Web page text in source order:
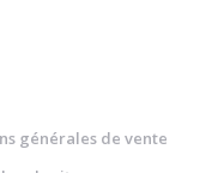
générales de vente